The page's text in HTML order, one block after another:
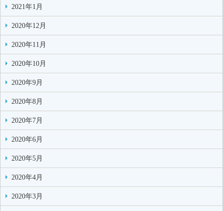
2021年1月
2020年12月
2020年11月
2020年10月
2020年9月
2020年8月
2020年7月
2020年6月
2020年5月
2020年4月
2020年3月